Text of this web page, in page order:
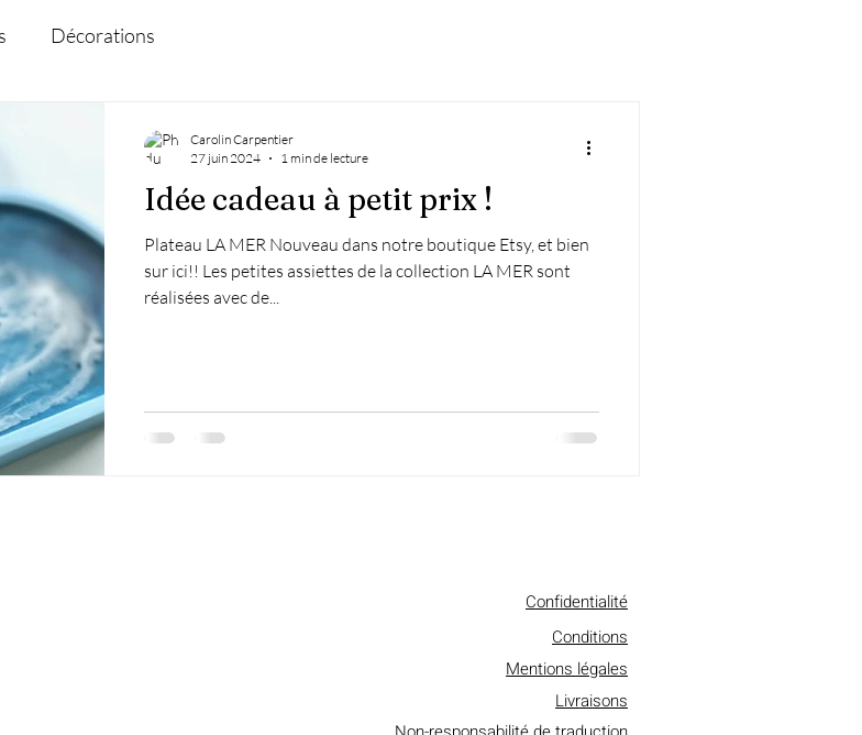
Décorations
Idée cadeau à petit prix !
Plateau LA MER Nouveau dans notre boutique Etsy, et bien
sur ici!! Les petites assiettes de la collection LA MER sont
réalisées avec de...
Carolin Carpentier
27 juin 2024
1 min de lecture
Confidentialité
Conditions
Mentions légales
Livraisons